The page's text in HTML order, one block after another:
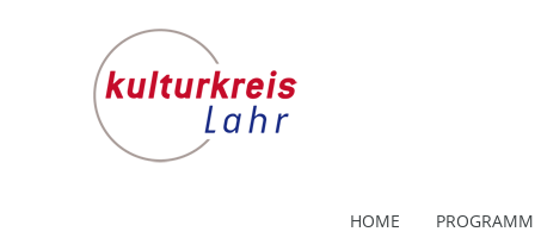
HOME PROGRAMM